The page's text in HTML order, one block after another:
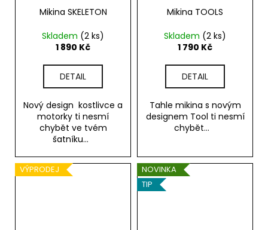
Mikina SKELETON
Skladem (2 ks)
1 890 Kč
DETAIL
Nový design kostlivce a
motorky ti nesmí
chybět ve tvém
šatníku...
Mikina TOOLS
Skladem (2 ks)
1 790 Kč
DETAIL
Tahle mikina s novým
designem Tool ti nesmí
chybět...
VÝPRODEJ
NOVINKA
TIP